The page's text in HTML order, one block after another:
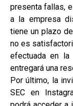
presenta fallas,
a la empresa
tiene un plazo
no es
efectuada en la
entregará una
Por último, la
SEC en